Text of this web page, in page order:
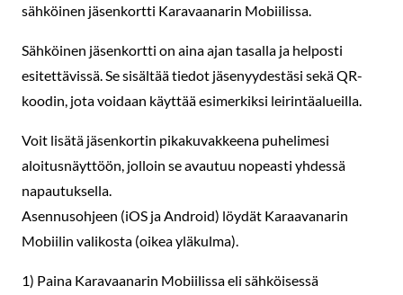
sähköinen jäsenkortti Karavaanarin Mobiilissa.
Sähköinen jäsenkortti on aina ajan tasalla ja helposti
esitettävissä. Se sisältää tiedot jäsenyydestäsi sekä QR-
koodin, jota voidaan käyttää esimerkiksi leirintäalueilla.
Voit lisätä jäsenkortin pikakuvakkeena puhelimesi
aloitusnäyttöön, jolloin se avautuu nopeasti yhdessä
napautuksella.
Asennusohjeen (iOS ja Android) löydät Karaavanarin
Mobiilin valikosta (oikea yläkulma).
1) Paina Karavaanarin Mobiilissa eli sähköisessä